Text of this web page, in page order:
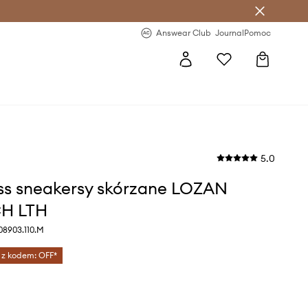
Answear Club JournalPomoc
5.0
sneakersy skórzane LOZAN
LTH
kodem: OFF*